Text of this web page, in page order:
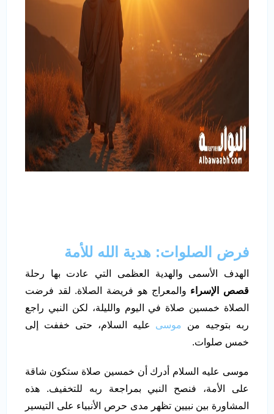
فرض الصلوات: هدية الله للأمة
الهدف الأسمى والهدية العظمى التي عادت بها رحلة
قصص الإسراء والمعراج هو فريضة الصلاة. لقد فرضت
الصلاة خمسين صلاة في اليوم والليلة، لكن النبي راجع
ربه بتوجيه من موسى عليه السلام، حتى خففت إلى
خمس صلوات.
موسى عليه السلام أدرك أن خمسين صلاة ستكون شاقة
على الأمة، فنصح النبي بمراجعة ربه للتخفيف. هذه
المشاورة بين نبيين تظهر مدى حرص الأنبياء على التيسير